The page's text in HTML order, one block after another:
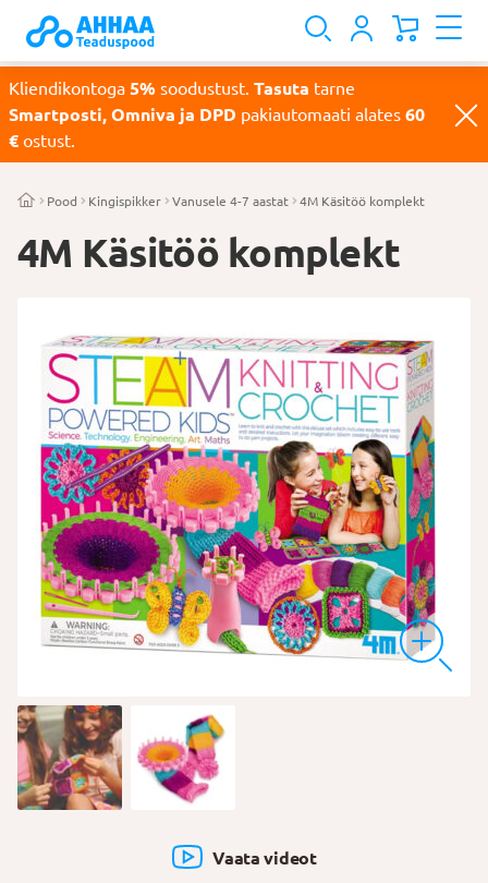
Kliendikontoga 5% soodustust. Tasuta tarne
Smartposti, Omniva ja DPD pakiautomaati alates 60
€ ostust.
Pood Kingispikker Vanusele 4-7 aastat 4M Käsitöö komplekt
4M Käsitöö komplekt
Vaata videot